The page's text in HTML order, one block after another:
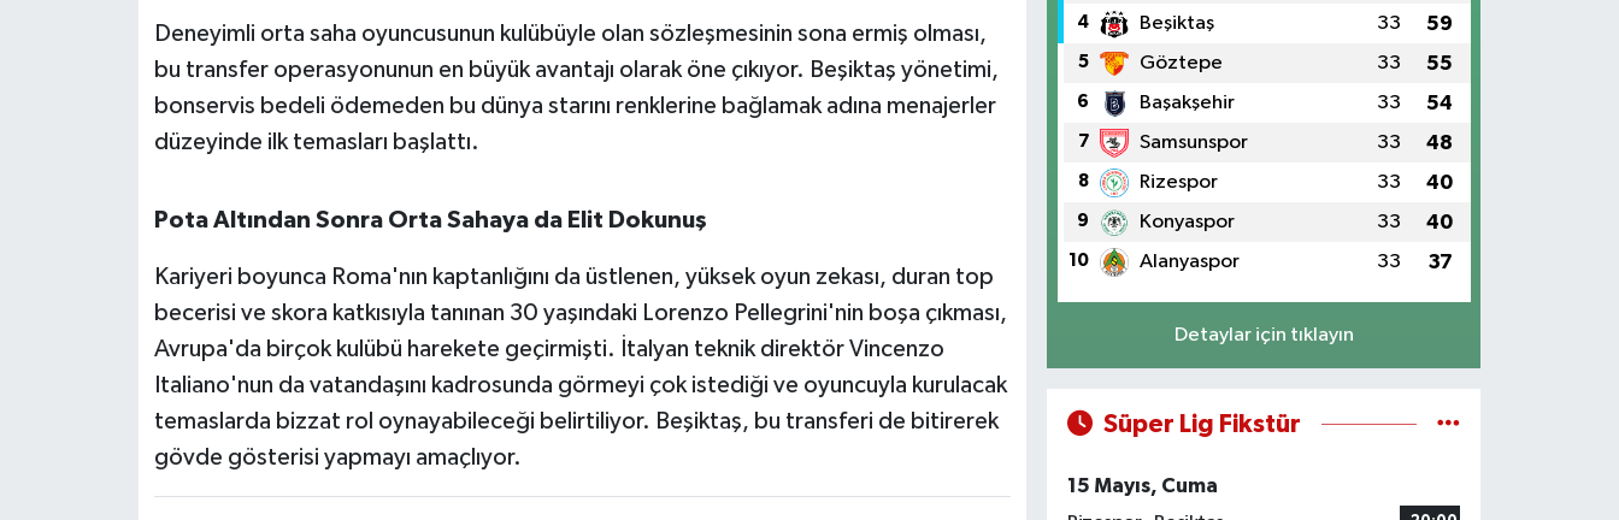
Deneyimli orta saha oyuncusunun kulübüyle olan sözleşmesinin sona ermiş olması,
bu transfer operasyonunun en büyük avantajı olarak öne çıkıyor. Beşiktaş yönetimi,
bonservis bedeli ödemeden bu dünya starını renklerine bağlamak adına menajerler
düzeyinde ilk temasları başlattı.
Pota Altından Sonra Orta Sahaya da Elit Dokunuş
Kariyeri boyunca Roma'nın kaptanlığını da üstlenen, yüksek oyun zekası, duran top
becerisi ve skora katkısıyla tanınan 30 yaşındaki Lorenzo Pellegrini'nin boşa çıkması,
Avrupa'da birçok kulübü harekete geçirmişti. İtalyan teknik direktör Vincenzo
Italiano'nun da vatandaşını kadrosunda görmeyi çok istediği ve oyuncuyla kurulacak
temaslarda bizzat rol oynayabileceği belirtiliyor. Beşiktaş, bu transferi de bitirerek
gövde gösterisi yapmayı amaçlıyor.
4 Beşiktaş 33 59
5 Göztepe 33 55
6 Başakşehir 33 54
7 Samsunspor 33 48
8 Rizespor 33 40
9 Konyaspor 33 40
10 Alanyaspor 33 37
Detaylar için tıklayın
Süper Lig Fikstür
15 Mayıs, Cuma
SEYAHAT